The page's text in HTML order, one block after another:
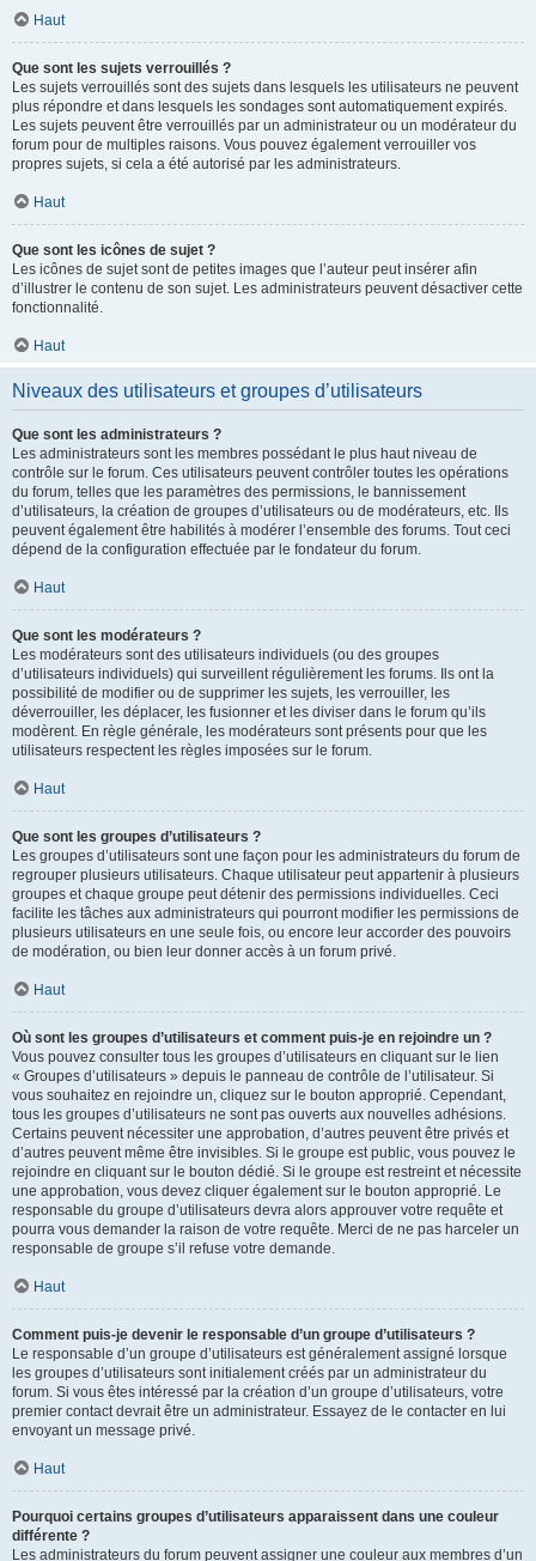
Haut
Que sont les sujets verrouillés ?
Les sujets verrouillés sont des sujets dans lesquels les utilisateurs ne peuvent
plus répondre et dans lesquels les sondages sont automatiquement expirés.
Les sujets peuvent être verrouillés par un administrateur ou un modérateur du
forum pour de multiples raisons. Vous pouvez également verrouiller vos
propres sujets, si cela a été autorisé par les administrateurs.
Haut
Que sont les icônes de sujet ?
Les icônes de sujet sont de petites images que l’auteur peut insérer afin
d’illustrer le contenu de son sujet. Les administrateurs peuvent désactiver cette
fonctionnalité.
Haut
Niveaux des utilisateurs et groupes d’utilisateurs
Que sont les administrateurs ?
Les administrateurs sont les membres possédant le plus haut niveau de
contrôle sur le forum. Ces utilisateurs peuvent contrôler toutes les opérations
du forum, telles que les paramètres des permissions, le bannissement
d’utilisateurs, la création de groupes d’utilisateurs ou de modérateurs, etc. Ils
peuvent également être habilités à modérer l’ensemble des forums. Tout ceci
dépend de la configuration effectuée par le fondateur du forum.
Haut
Que sont les modérateurs ?
Les modérateurs sont des utilisateurs individuels (ou des groupes
d’utilisateurs individuels) qui surveillent régulièrement les forums. Ils ont la
possibilité de modifier ou de supprimer les sujets, les verrouiller, les
déverrouiller, les déplacer, les fusionner et les diviser dans le forum qu’ils
modèrent. En règle générale, les modérateurs sont présents pour que les
utilisateurs respectent les règles imposées sur le forum.
Haut
Que sont les groupes d’utilisateurs ?
Les groupes d’utilisateurs sont une façon pour les administrateurs du forum de
regrouper plusieurs utilisateurs. Chaque utilisateur peut appartenir à plusieurs
groupes et chaque groupe peut détenir des permissions individuelles. Ceci
facilite les tâches aux administrateurs qui pourront modifier les permissions de
plusieurs utilisateurs en une seule fois, ou encore leur accorder des pouvoirs
de modération, ou bien leur donner accès à un forum privé.
Haut
Où sont les groupes d’utilisateurs et comment puis-je en rejoindre un ?
Vous pouvez consulter tous les groupes d’utilisateurs en cliquant sur le lien
« Groupes d’utilisateurs » depuis le panneau de contrôle de l’utilisateur. Si
vous souhaitez en rejoindre un, cliquez sur le bouton approprié. Cependant,
tous les groupes d’utilisateurs ne sont pas ouverts aux nouvelles adhésions.
Certains peuvent nécessiter une approbation, d’autres peuvent être privés et
d’autres peuvent même être invisibles. Si le groupe est public, vous pouvez le
rejoindre en cliquant sur le bouton dédié. Si le groupe est restreint et nécessite
une approbation, vous devez cliquer également sur le bouton approprié. Le
responsable du groupe d’utilisateurs devra alors approuver votre requête et
pourra vous demander la raison de votre requête. Merci de ne pas harceler un
responsable de groupe s’il refuse votre demande.
Haut
Comment puis-je devenir le responsable d’un groupe d’utilisateurs ?
Le responsable d’un groupe d’utilisateurs est généralement assigné lorsque
les groupes d’utilisateurs sont initialement créés par un administrateur du
forum. Si vous êtes intéressé par la création d’un groupe d’utilisateurs, votre
premier contact devrait être un administrateur. Essayez de le contacter en lui
envoyant un message privé.
Haut
Pourquoi certains groupes d’utilisateurs apparaissent dans une couleur
différente ?
Les administrateurs du forum peuvent assigner une couleur aux membres d’un